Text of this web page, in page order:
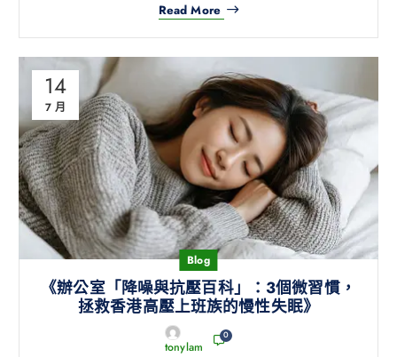
Read More
14
7 月
Blog
《辦公室「降噪與抗壓百科」：3個微習慣，
拯救香港高壓上班族的慢性失眠》
tonylam
0